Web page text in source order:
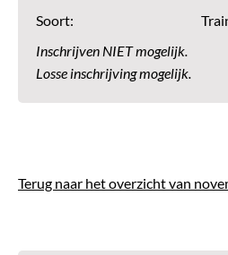
Soort:
Inschrijven NIET mogelijk.
Losse inschrijving mogelijk.
Terug naar het overzicht van